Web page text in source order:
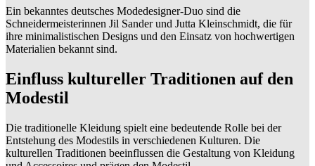
Ein bekanntes deutsches Modedesigner-Duo sind die
Schneidermeisterinnen Jil Sander und Jutta Kleinschmidt, die für
ihre minimalistischen Designs und den Einsatz von hochwertigen
Materialien bekannt sind.
Einfluss kultureller Traditionen auf den
Modestil
Die traditionelle Kleidung spielt eine bedeutende Rolle bei der
Entstehung des Modestils in verschiedenen Kulturen. Die
kulturellen Traditionen beeinflussen die Gestaltung von Kleidung